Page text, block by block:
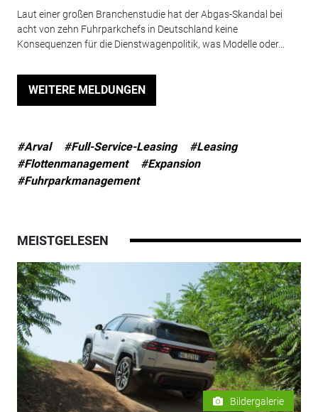
Laut einer großen Branchenstudie hat der Abgas-Skandal bei
acht von zehn Fuhrparkchefs in Deutschland keine
Konsequenzen für die Dienstwagenpolitik, was Modelle oder...
WEITERE MELDUNGEN
#Arval #Full-Service-Leasing
#Leasing
#Flottenmanagement
#Expansion
#Fuhrparkmanagement
MEISTGELESEN
Bildergalerie